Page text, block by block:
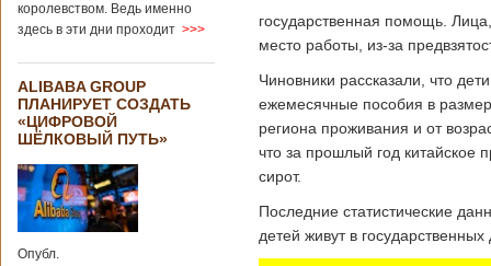
королевством. Ведь именно
здесь в эти дни проходит >>>
ALIBABA GROUP
ПЛАНИРУЕТ СОЗДАТЬ
«ЦИФРОВОЙ
ШЁЛКОВЫЙ ПУТЬ»
Опубл.
государственная помощь.
место работы, из-за
Чиновники рассказали, что
ежемесячные пособия в
региона проживания и от
что за прошлый год китайское
сирот.
Последние статистические
детей живут в